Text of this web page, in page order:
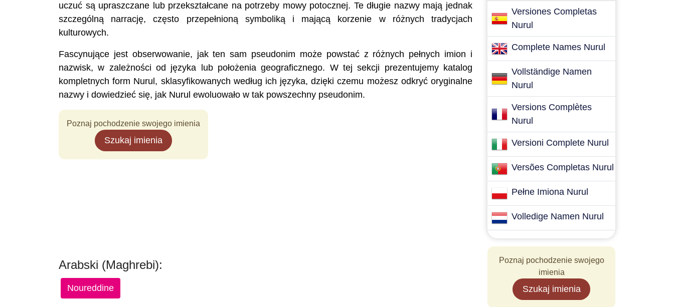
uczuć są upraszczane lub przekształcane na potrzeby mowy potocznej. Te długie nazwy mają jednak
szczególną narrację, często przepełnioną symboliką i mającą korzenie w różnych tradycjach
kulturowych.
Fascynujące jest obserwowanie, jak ten sam pseudonim może powstać z różnych pełnych imion i
nazwisk, w zależności od języka lub położenia geograficznego. W tej sekcji prezentujemy katalog
kompletnych form Nurul, sklasyfikowanych według ich języka, dzięki czemu możesz odkryć oryginalne
nazwy i dowiedzieć się, jak Nurul ewoluowało w tak powszechny pseudonim.
Poznaj pochodzenie swojego imienia
Szukaj imienia
Arabski (Maghrebi):
Noureddine
Versiones Completas
Nurul
Complete Names Nurul
Vollständige Namen
Nurul
Versions Complètes
Nurul
Versioni Complete Nurul
Versões Completas Nurul
Pełne Imiona Nurul
Volledige Namen Nurul
Poznaj pochodzenie swojego
imienia
Szukaj imienia